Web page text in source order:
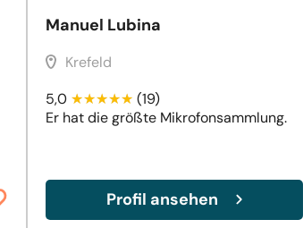
Manuel Lubina
Krefeld
5,0
(19)
Er hat die größte Mikrofonsammlung.
Profil ansehen